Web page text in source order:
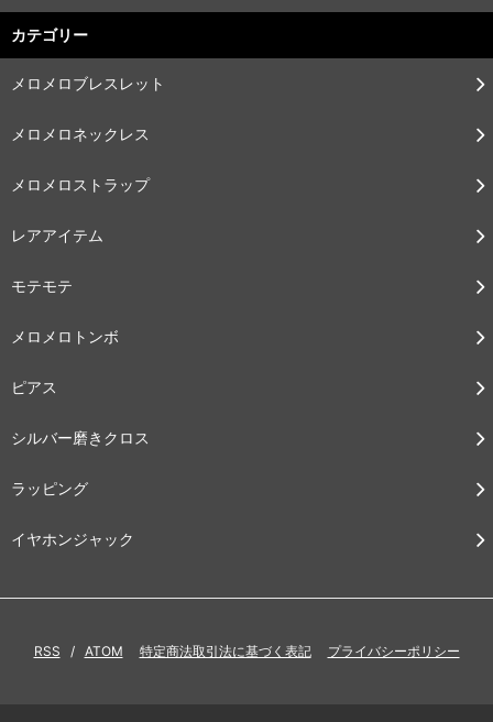
カテゴリー
メロメロブレスレット
メロメロネックレス
メロメロストラップ
レアアイテム
モテモテ
メロメロトンボ
ピアス
シルバー磨きクロス
ラッピング
イヤホンジャック
RSS / ATOM 特定商法取引法に基づく表記 プライバシーポリシー